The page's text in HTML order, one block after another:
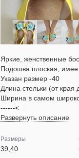
Яркие, женственные
Подошва плоская,
Указан размер -40
Длина стельки (от края
Ширина в самом
------<...
Развернуть описание
Размеры
39,40